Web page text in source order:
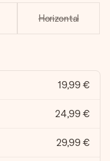
Horizontal
19,99 €
24,99 €
29,99 €